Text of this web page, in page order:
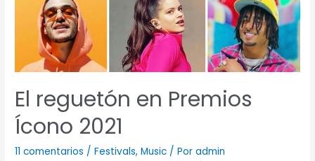
El reguetón en Premios
Ícono 2021
11 comentarios /Festivals,Music / Poradmin